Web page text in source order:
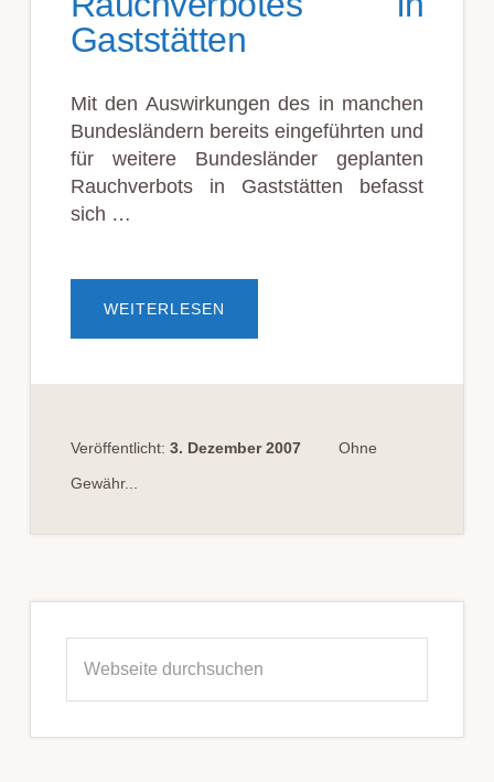
Gaststätten
Mit den Auswirkungen des in manchen
Bundesländern bereits eingeführten und
für weitere Bundesländer geplanten
Rauchverbots in Gaststätten befasst
sich …
WEITERLESEN
RAUCHVERBOTES
Veröffentlicht: 3. Dezember 2007
Ohne
Gewähr...